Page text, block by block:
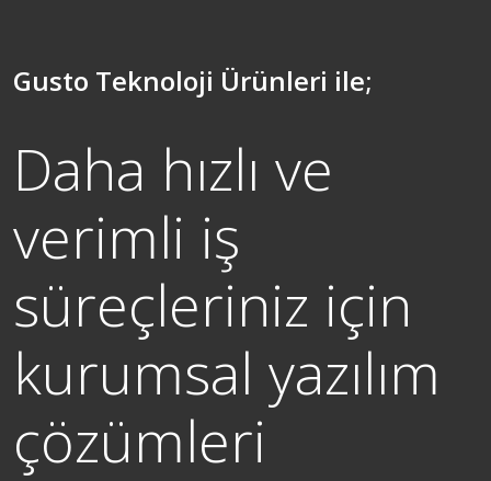
Gusto Teknoloji Ürünleri ile;
Daha hızlı ve
verimli iş
süreçleriniz için
kurumsal yazılım
çözümleri